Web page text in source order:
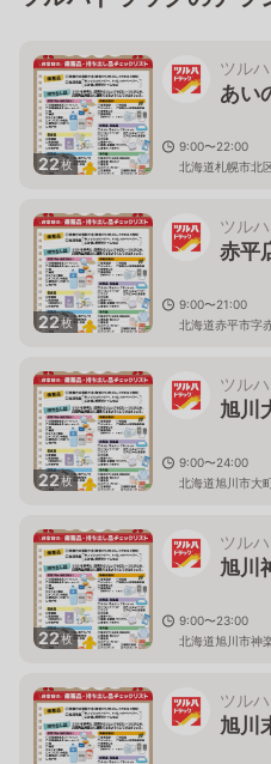
22枚
ツル
あい
9:00〜22:00
北海道札幌市北
22枚
ツル
赤平
9:00〜21:00
北海道赤平市字
22枚
ツル
旭川
9:00〜24:00
北海道旭川市大
22枚
ツル
旭川
9:00〜23:00
北海道旭川市神
ツル
旭川